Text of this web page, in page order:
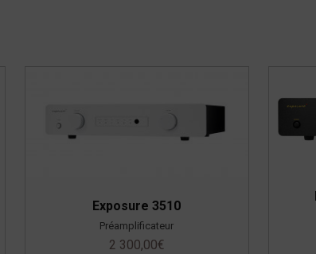
Exposure 3510
Préamplificateur
2 300,00€